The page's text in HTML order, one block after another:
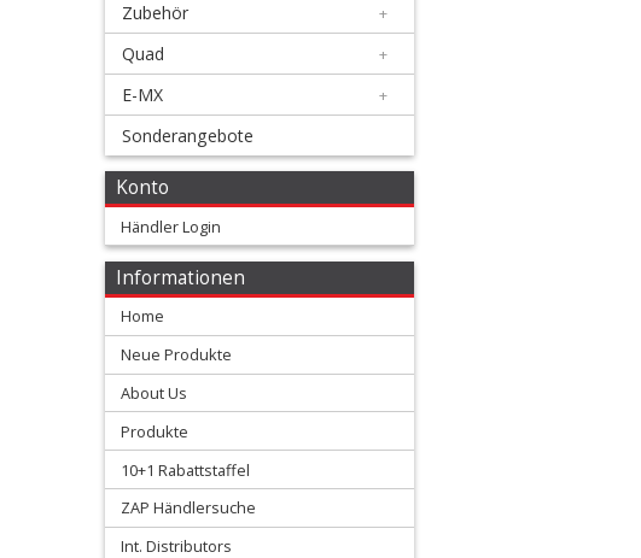
Membranen
Motorteile
Shim
Ventilfedern
Vergaser/Einspritzteile
Vertex
Kolben
Zubehör +
Quad +
E-MX +
Sonderangebote
Konto
Händler Login
Informationen
Home
Neue Produkte
About Us
Produkte
10+1 Rabattstaffel
ZAP Händlersuche
Int. Distributors